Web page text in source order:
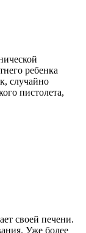
ребенка
случайно
пистолета,
своей печени.
Уже более